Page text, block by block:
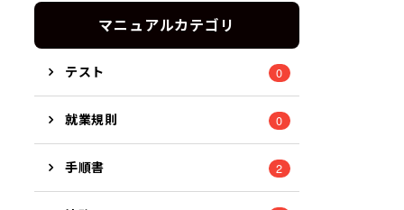
マニュアルカテゴリ
テスト 0
就業規則 0
手順書 2